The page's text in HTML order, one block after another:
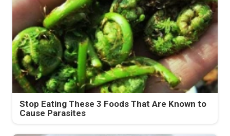
Stop Eating These 3 Foods That Are Known to
Cause Parasites